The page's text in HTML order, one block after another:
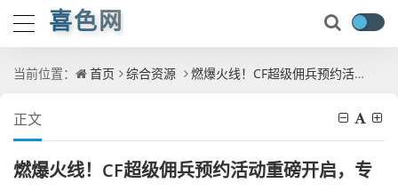
喜色网
当前位置： 首页 综合资源 燃爆火线！CF超级佣兵预约活动重磅开启，专属福利、限定道具解锁，玩法详解看这里
正文
燃爆火线！CF超级佣兵预约活动重磅开启，专